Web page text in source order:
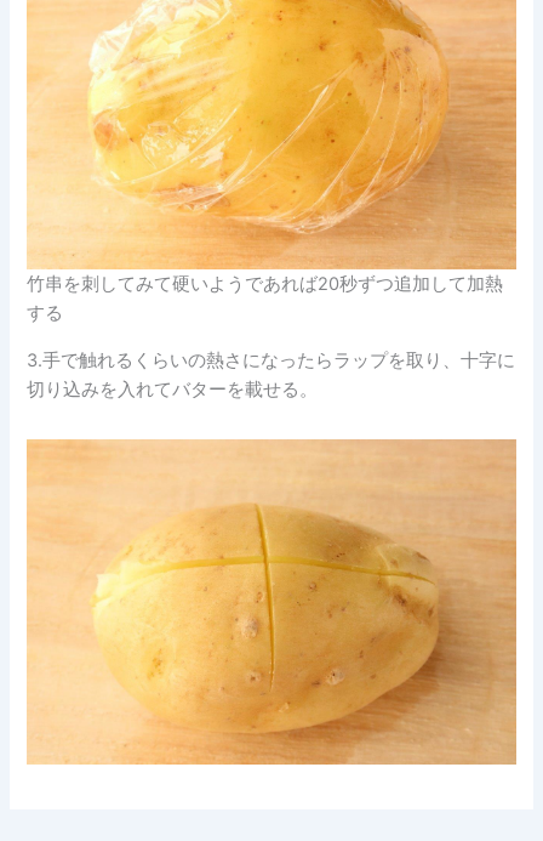
竹串を刺してみて硬いようであれば20秒ずつ追加して加熱
する
3.手で触れるくらいの熱さになったらラップを取り、十字に
切り込みを入れてバターを載せる。